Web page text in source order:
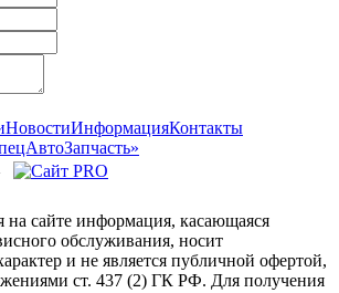
НовостиИнформацияКонтакты
на сайте информация, касающаяся
обслуживания, носит
и не является публичной офертой,
ст. 437 (2) ГК РФ. Для получения